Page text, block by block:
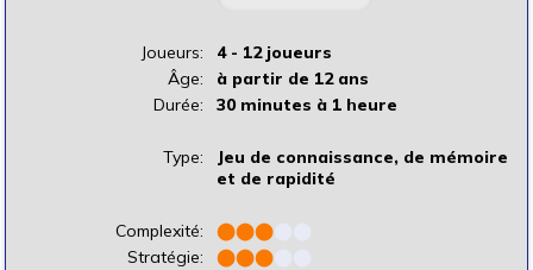
Joueurs:
4 - 12 joueurs
Âge:
à partir de 12 ans
Durée:
30 minutes à 1 heure
Type:
Jeu de connaissance, de mémoire
et de rapidité
Complexité: ⬤⬤⬤
Stratégie:
⬤⬤⬤